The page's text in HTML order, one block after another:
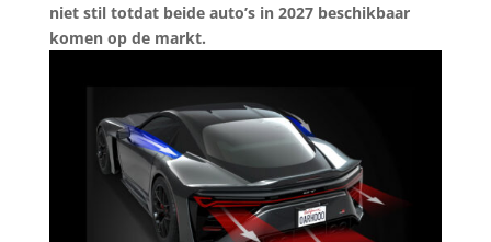
niet stil totdat beide auto’s in 2027 beschikbaar
komen op de markt.